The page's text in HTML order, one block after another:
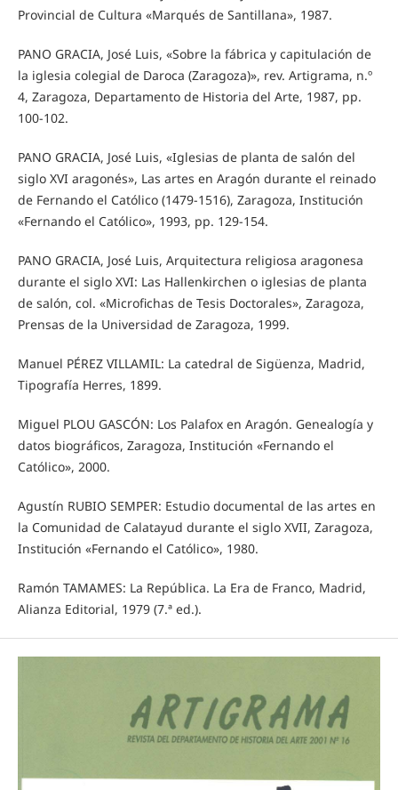
Provincial de Cultura «Marqués de Santillana», 1987.
PANO GRACIA, José Luis, «Sobre la fábrica y capitulación de
la iglesia colegial de Daroca (Zaragoza)», rev. Artigrama, n.º
4, Zaragoza, Departamento de Historia del Arte, 1987, pp.
100-102.
PANO GRACIA, José Luis, «Iglesias de planta de salón del
siglo XVI aragonés», Las artes en Aragón durante el reinado
de Fernando el Católico (1479-1516), Zaragoza, Institución
«Fernando el Católico», 1993, pp. 129-154.
PANO GRACIA, José Luis, Arquitectura religiosa aragonesa
durante el siglo XVI: Las Hallenkirchen o iglesias de planta
de salón, col. «Microfichas de Tesis Doctorales», Zaragoza,
Prensas de la Universidad de Zaragoza, 1999.
Manuel PÉREZ VILLAMIL: La catedral de Sigüenza, Madrid,
Tipografía Herres, 1899.
Miguel PLOU GASCÓN: Los Palafox en Aragón. Genealogía y
datos biográficos, Zaragoza, Institución «Fernando el
Católico», 2000.
Agustín RUBIO SEMPER: Estudio documental de las artes en
la Comunidad de Calatayud durante el siglo XVII, Zaragoza,
Institución «Fernando el Católico», 1980.
Ramón TAMAMES: La República. La Era de Franco, Madrid,
Alianza Editorial, 1979 (7.ª ed.).